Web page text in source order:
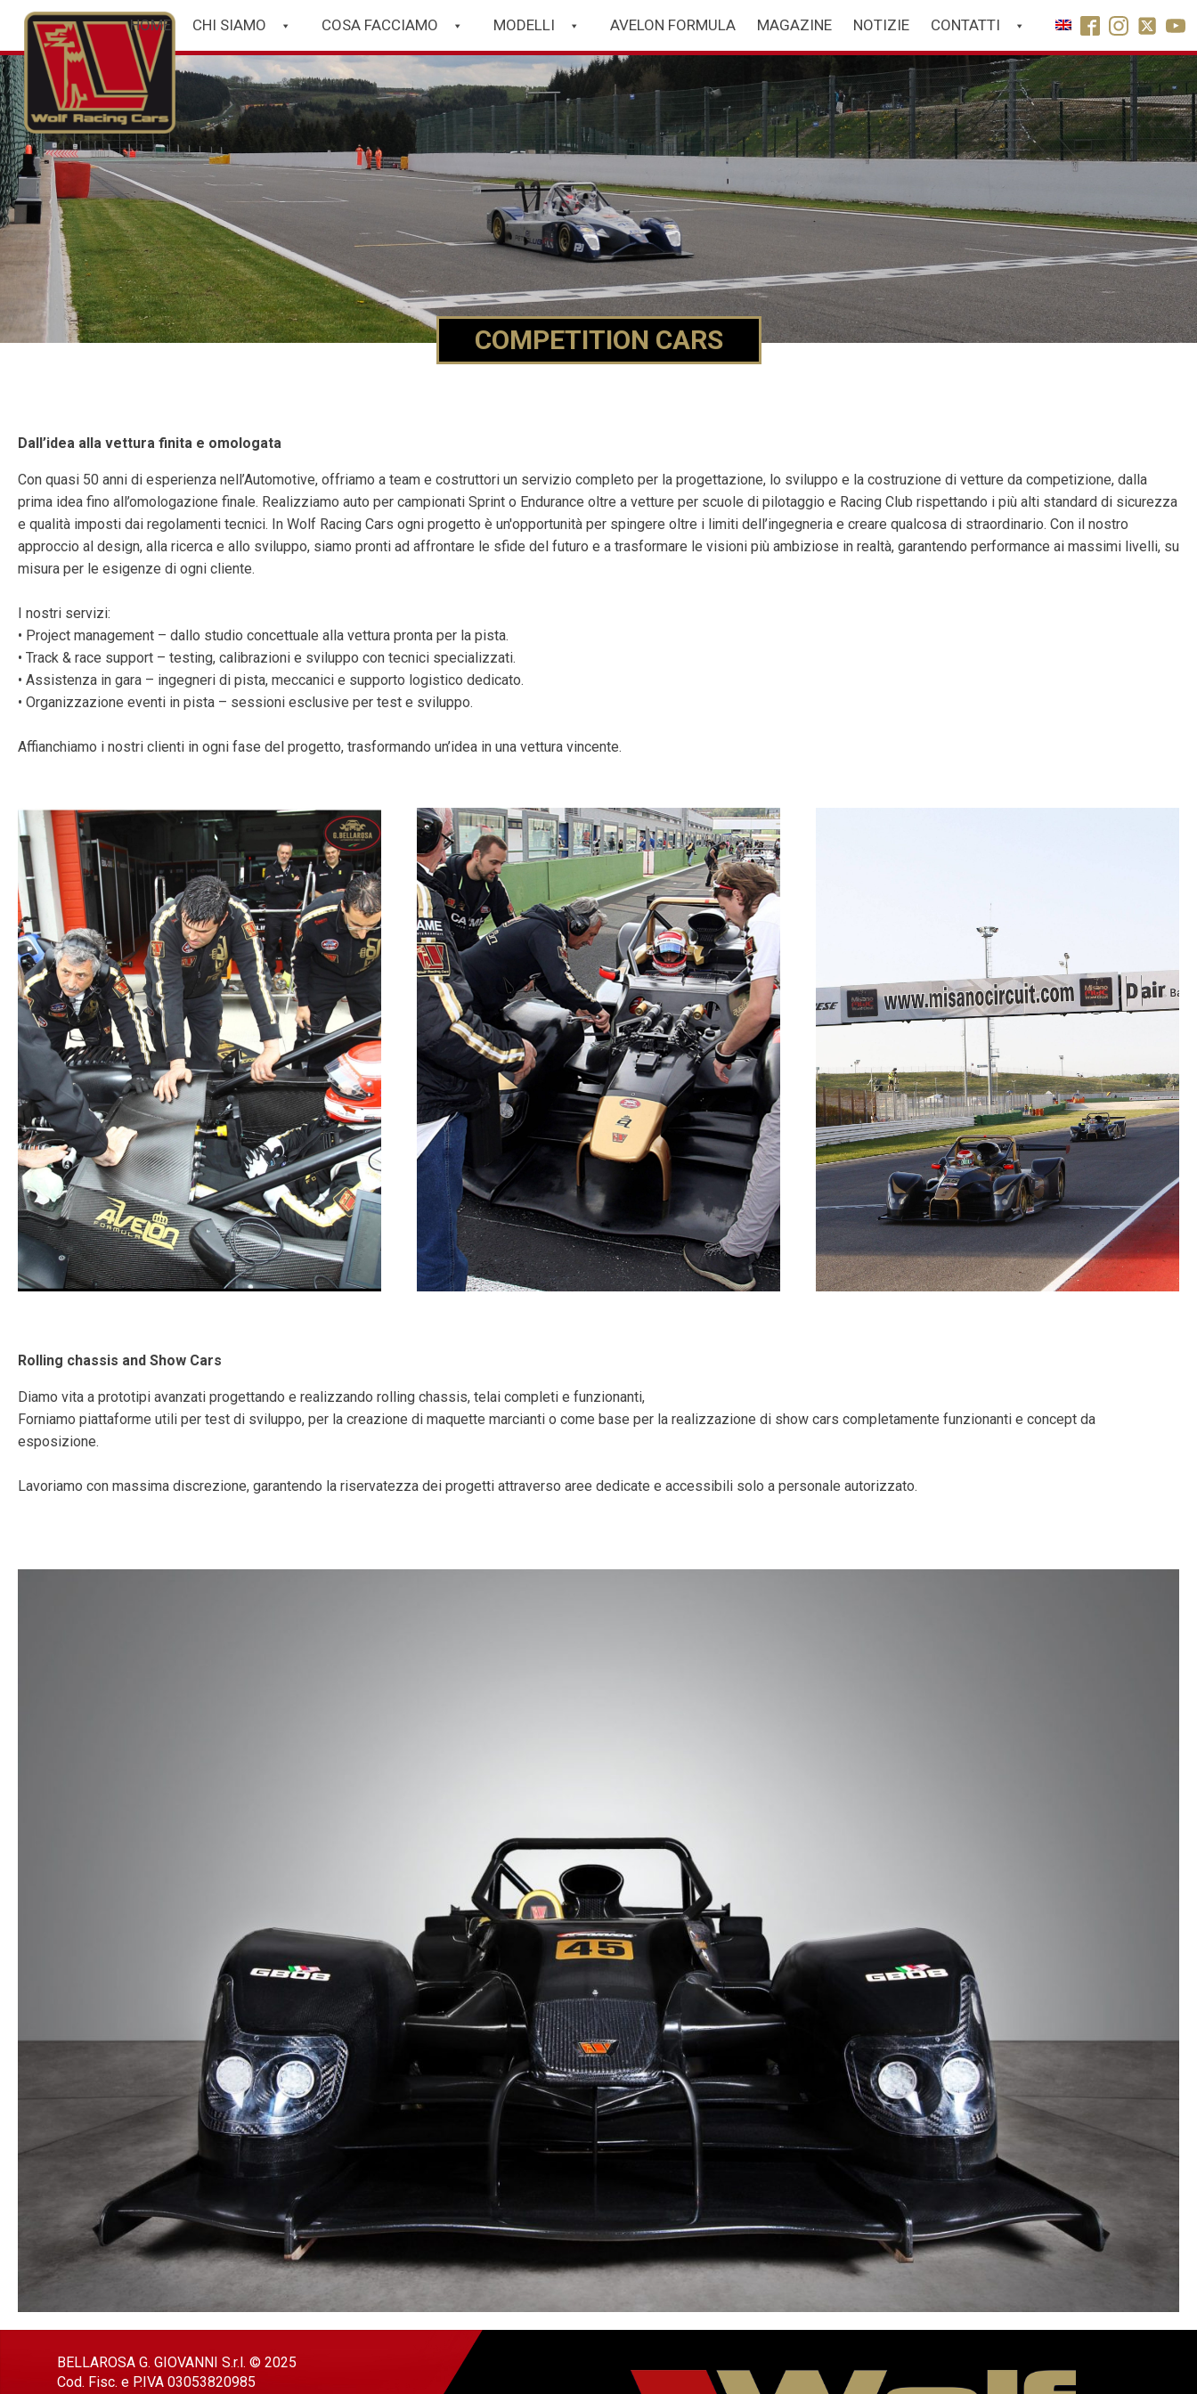
HOME CHI SIAMO COSA FACCIAMO MODELLI AVELON FORMULA MAGAZINE NOTIZIE CONTATTI
COMPETITION CARS
Dall’idea alla vettura finita e omologata
Con quasi 50 anni di esperienza nell’Automotive, offriamo a team e costruttori un servizio completo per la progettazione, lo sviluppo e la costruzione di vetture da competizione, dalla
prima idea fino all’omologazione finale. Realizziamo auto per campionati Sprint o Endurance oltre a vetture per scuole di pilotaggio e Racing Club rispettando i più alti standard di sicurezza
e qualità imposti dai regolamenti tecnici. In Wolf Racing Cars ogni progetto è un'opportunità per spingere oltre i limiti dell’ingegneria e creare qualcosa di straordinario. Con il nostro
approccio al design, alla ricerca e allo sviluppo, siamo pronti ad affrontare le sfide del futuro e a trasformare le visioni più ambiziose in realtà, garantendo performance ai massimi livelli, su
misura per le esigenze di ogni cliente.
I nostri servizi:
• Project management – dallo studio concettuale alla vettura pronta per la pista.
• Track & race support – testing, calibrazioni e sviluppo con tecnici specializzati.
• Assistenza in gara – ingegneri di pista, meccanici e supporto logistico dedicato.
• Organizzazione eventi in pista – sessioni esclusive per test e sviluppo.
Affianchiamo i nostri clienti in ogni fase del progetto, trasformando un’idea in una vettura vincente.
Rolling chassis and Show Cars
Diamo vita a prototipi avanzati progettando e realizzando rolling chassis, telai completi e funzionanti,
Forniamo piattaforme utili per test di sviluppo, per la creazione di maquette marcianti o come base per la realizzazione di show cars completamente funzionanti e concept da
esposizione.
Lavoriamo con massima discrezione, garantendo la riservatezza dei progetti attraverso aree dedicate e accessibili solo a personale autorizzato.
BELLAROSA G. GIOVANNI S.r.l. © 2025
Cod. Fisc. e P.IVA 03053820985